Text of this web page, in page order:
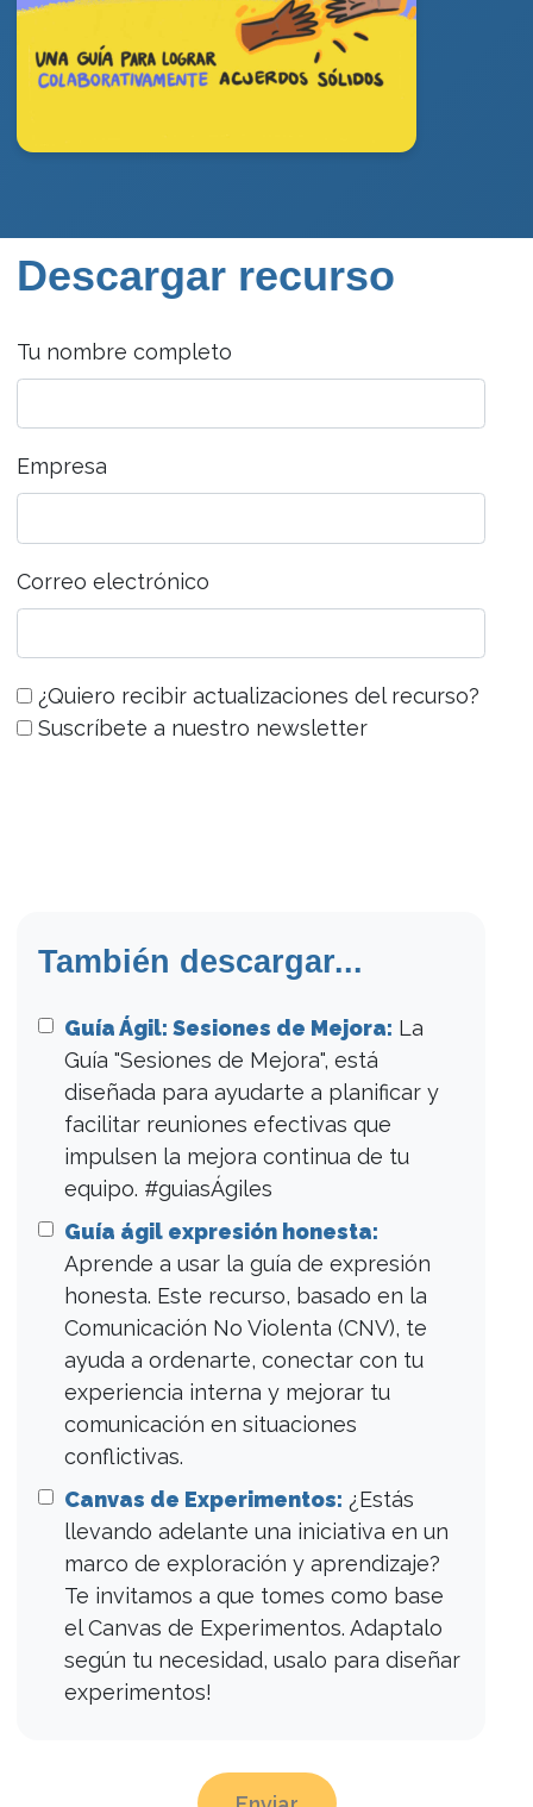
Descargar recurso
Tu nombre completo
Empresa
Correo electrónico
¿Quiero recibir actualizaciones del recurso?
Suscríbete a nuestro newsletter
También descargar...
Guía Ágil: Sesiones de Mejora: La
Guía "Sesiones de Mejora", está
diseñada para ayudarte a planificar y
facilitar reuniones efectivas que
impulsen la mejora continua de tu
equipo. #guiasÁgiles
Guía ágil expresión honesta:
Aprende a usar la guía de expresión
honesta. Este recurso, basado en la
Comunicación No Violenta (CNV), te
ayuda a ordenarte, conectar con tu
experiencia interna y mejorar tu
comunicación en situaciones
conflictivas.
Canvas de Experimentos: ¿Estás
llevando adelante una iniciativa en un
marco de exploración y aprendizaje?
Te invitamos a que tomes como base
el Canvas de Experimentos. Adaptalo
según tu necesidad, usalo para diseñar
experimentos!